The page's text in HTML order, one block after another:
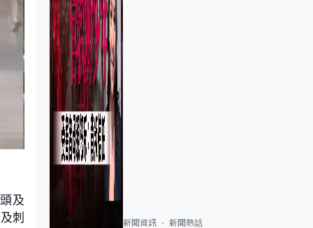
及
刺
新聞資訊 新聞熱話